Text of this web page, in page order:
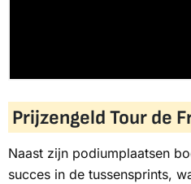
Prijzengeld Tour de
Naast zijn podiumplaatsen
succes in de tussensprints,